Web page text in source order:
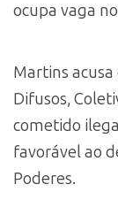
ocupa vaga
Martins
Difusos,
cometido
favorável ao
Poderes.